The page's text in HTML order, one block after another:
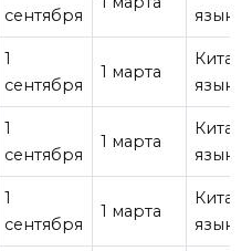
сентября
язык
1
сентября
1 марта
язык
1
сентября
1 марта
язык
1
сентября
1 марта
язык